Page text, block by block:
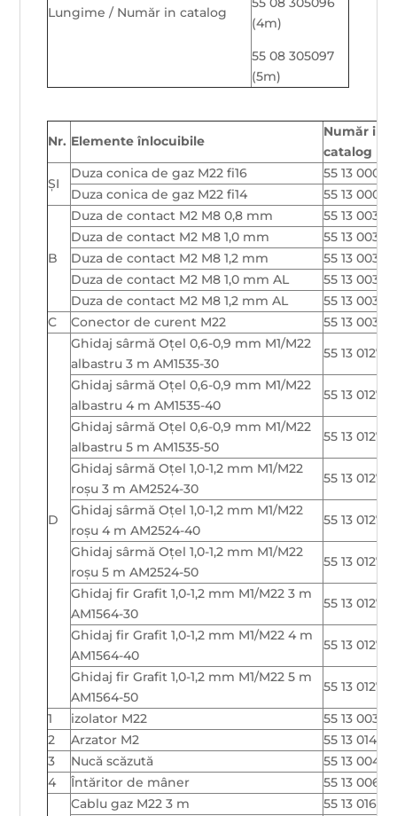
Lungime / Număr in catalog
(4m)
55 08 305097
(5m)
Nr. Elemente înlocuibile
Număr in
catalog
ŞI
Duza conica de gaz M22 fi16
55 13
Duza conica de gaz M22 fi14
55 13
B
Duza de contact M2 M8 0,8 mm
55 13
Duza de contact M2 M8 1,0 mm
55 13
Duza de contact M2 M8 1,2 mm
55 13
Duza de contact M2 M8 1,0 mm AL
55 13
Duza de contact M2 M8 1,2 mm AL
55 13
C
Conector de curent M22 55 13
D
Ghidaj sârmă Oțel 0,6-0,9 mm M1/M22
albastru 3 m AM1535-30
55 13
Ghidaj sârmă Oțel 0,6-0,9 mm M1/M22
albastru 4 m AM1535-40
55 13 012771
Ghidaj sârmă Oțel 0,6-0,9 mm M1/M22
albastru 5 m AM1535-50
55 13 012772
Ghidaj sârmă Oțel 1,0-1,2 mm M1/M22
roșu 3 m AM2524-30
55 13
Ghidaj sârmă Oțel 1,0-1,2 mm M1/M22
roșu 4 m AM2524-40
55 13
Ghidaj sârmă Oțel 1,0-1,2 mm M1/M22
roșu 5 m AM2524-50
55 13
Ghidaj fir Grafit 1,0-1,2 mm M1/M22 3 m
AM1564-30
55 13
Ghidaj fir Grafit 1,0-1,2 mm M1/M22 4 m
AM1564-40
55 13
Ghidaj fir Grafit 1,0-1,2 mm M1/M22 5 m
AM1564-50
55 13
1
izolator M22
55 13
2
Arzator M2
55 13
3
Nucă scăzută
55 13
4
Întăritor de mâner 55 13
Cablu gaz M22 3 m
55 13 016108